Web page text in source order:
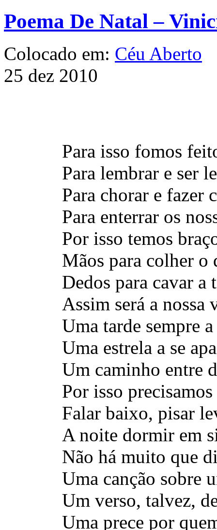
Poema De Natal –
Colocado em: Céu Aberto
25 dez 2010
Para isso fomos
Para lembrar e ser
Para chorar e fazer
Para enterrar os
Por isso temos
Mãos para colher o
Dedos para cavar a
Assim será a nossa
Uma tarde sempre
Uma estrela a se
Um caminho entre
Por isso
Falar baixo, pisar
A noite dormir em
Não há muito que
Uma canção sobre
Um verso, talvez,
Uma prece por